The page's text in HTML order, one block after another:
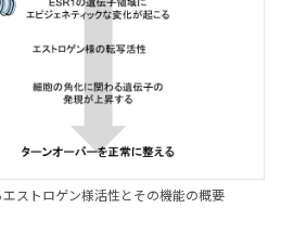
ストロゲン様活性とその機能の概要